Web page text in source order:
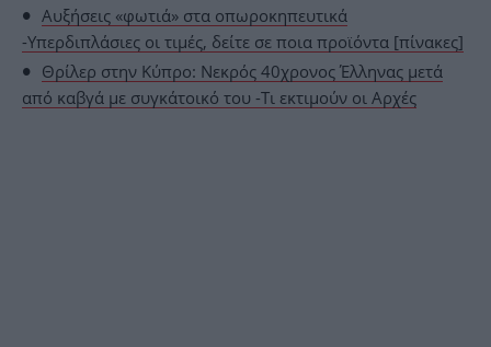
Aυξήσεις «φωτιά» στα οπωροκηπευτικά
-Υπερδιπλάσιες οι τιμές, δείτε σε ποια προϊόντα [πίνακες]
Θρίλερ στην Κύπρο: Νεκρός 40χρονος Έλληνας μετά
από καβγά με συγκάτοικό του -Τι εκτιμούν οι Αρχές